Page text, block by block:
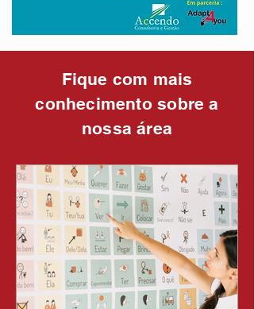
Fique com mais
conhecimento sobre a
nossa área